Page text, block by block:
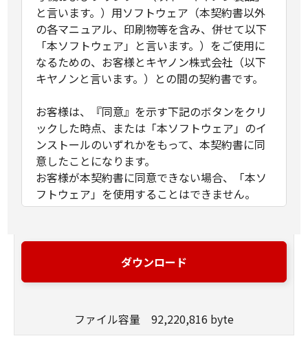
と言います。）用ソフトウェア（本契約書以外
の各マニュアル、印刷物等を含み、併せて以下
「本ソフトウェア」と言います。）をご使用に
なるための、お客様とキヤノン株式会社（以下
キヤノンと言います。）との間の契約書です。
お客様は、『同意』を示す下記のボタンをクリ
ックした時点、または「本ソフトウェア」のイ
ンストールのいずれかをもって、本契約書に同
意したことになります。
お客様が本契約書に同意できない場合、「本ソ
フトウェア」を使用することはできません。
(1) キヤノンは、お客様が「キヤノン製品」を利
用する目的のために、「キヤノン製品」に直接
（本契約書においては、「本ソフトウェア」を
ダウンロード
ファイル容量 92,220,816 byte